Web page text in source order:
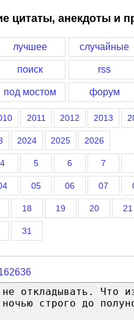
цитаты, анекдоты и
лучшее случайные
поиск rss
под мостом форум
2011 2012 2013
2024 2025 2026
4 5 6 7
05 06 07
18 19 20 21
31
откладывать. Что
строго до